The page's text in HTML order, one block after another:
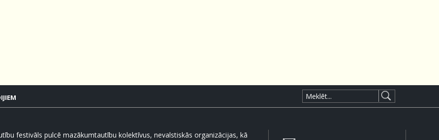
festivāls pulcē mazākumtautību kolektīvus, nevalstiskās organizācijas, kā